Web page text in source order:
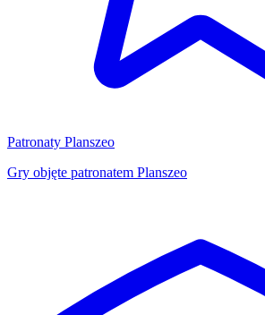
Patronaty Planszeo
Gry objęte patronatem Planszeo